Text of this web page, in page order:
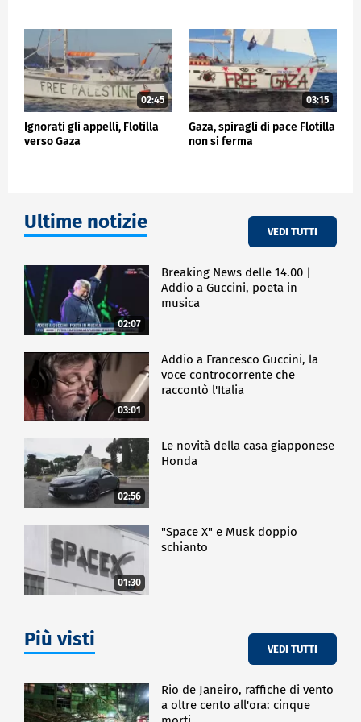
Annalisa Corrado del Pd, Marco Croatti del
Movimento cinquestelle.
POLITICA 02:45
Ignorati gli appelli, Flotilla
verso Gaza
03:15
Gaza, spiragli di pace Flotilla
non si ferma
Ultime notizie VEDI TUTTI
02:07
Breaking News delle 14.00 |
Addio a Guccini, poeta in
musica
03:01
Addio a Francesco Guccini, la
voce controcorrente che
raccontò l'Italia
02:56
Le novità della casa giapponese
Honda
01:30
"Space X" e Musk doppio
schianto
Più visti VEDI TUTTI
Rio de Janeiro, raffiche di vento
a oltre cento all'ora: cinque